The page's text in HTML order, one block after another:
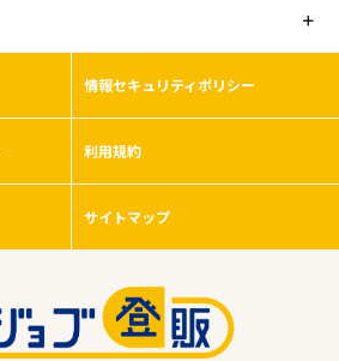
から検索する
情報セキュリティポリシー
利用規約
サイトマップ